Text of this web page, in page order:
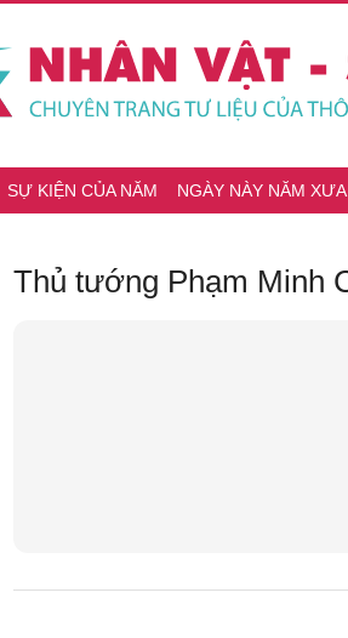
SỰ KIỆN CỦA NĂM NGÀY NÀY NĂM XƯA
Thủ tướng Phạm Minh